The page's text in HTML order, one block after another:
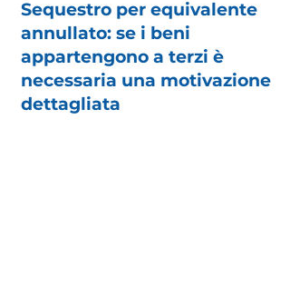
Sequestro per equivalente
annullato: se i beni
appartengono a terzi è
necessaria una motivazione
dettagliata